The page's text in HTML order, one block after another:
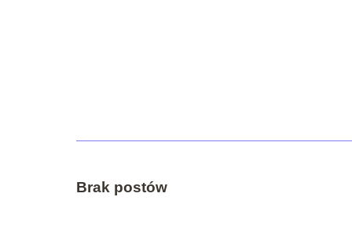
Brak postów